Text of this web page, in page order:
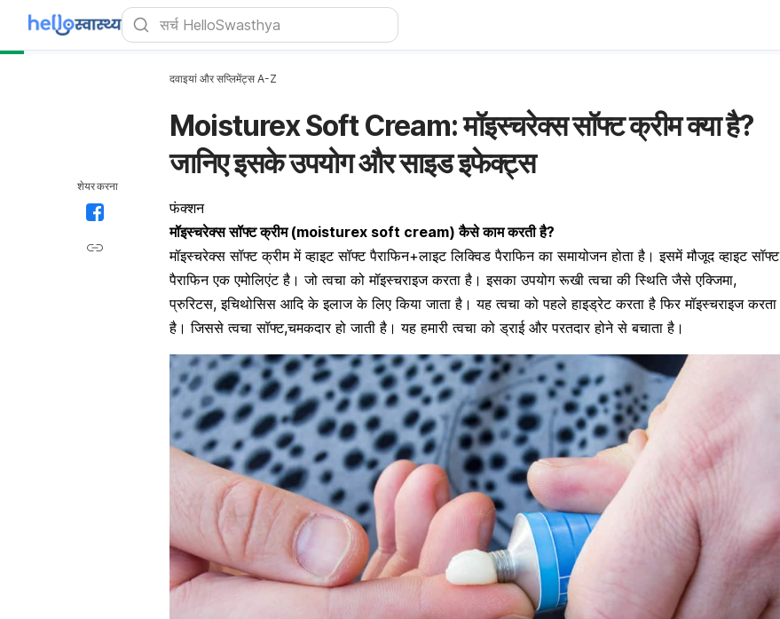
शेयर करना
दवाइयां और सप्लिमेंट्स A-Z
Moisturex Soft Cream: मॉइस्चरेक्स सॉफ्ट क्रीम क्या है?
जानिए इसके उपयोग और साइड इफेक्ट्स
फंक्शन
मॉइस्चरेक्स सॉफ्ट क्रीम(moisturex soft cream)कैसे काम करती है?
मॉइस्चरेक्स सॉफ्ट क्रीम में व्हाइट सॉफ्ट पैराफिन+लाइट लिक्विड पैराफिन का समायोजन होता है। इसमें मौजूद व्हाइट सॉफ्ट
पैराफिन एक एमोलिएंट है। जो त्वचा को मॉइस्चराइज करता है। इसका उपयोग रूखी त्वचा की स्थिति जैसे एक्जिमा,
प्रुरिटस, इचिथोसिस आदि के इलाज के लिए किया जाता है। यहत्वचा को पहले हाइड्रेट करता है फिर मॉइस्चराइज करता
है। जिससे त्वचा सॉफ्ट,चमकदार हो जाती है। यह हमारी त्वचा को ड्राई और परतदार होने से बचाता है।